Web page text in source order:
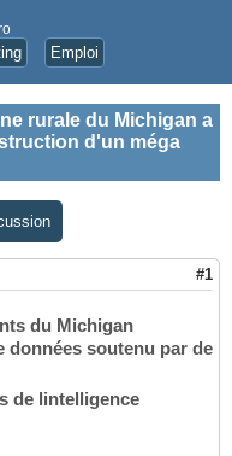
Emploi
rurale du Michigan a
d'un méga
#1
du Michigan
données soutenu par de
de lintelligence